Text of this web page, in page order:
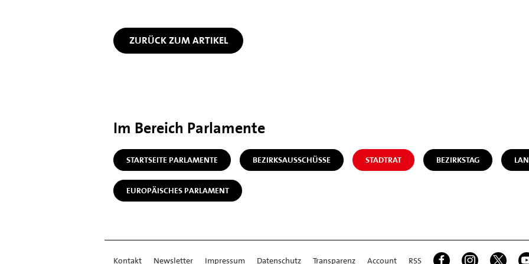
ZURÜCK ZUM ARTIKEL
Im Bereich Parlamente
STARTSEITE PARLAMENTE BEZIRKSAUSSCHÜSSE STADTRAT BEZIRKSTAG
EUROPÄISCHES PARLAMENT
Kontakt Newsletter Impressum Datenschutz Transparenz Account RSS